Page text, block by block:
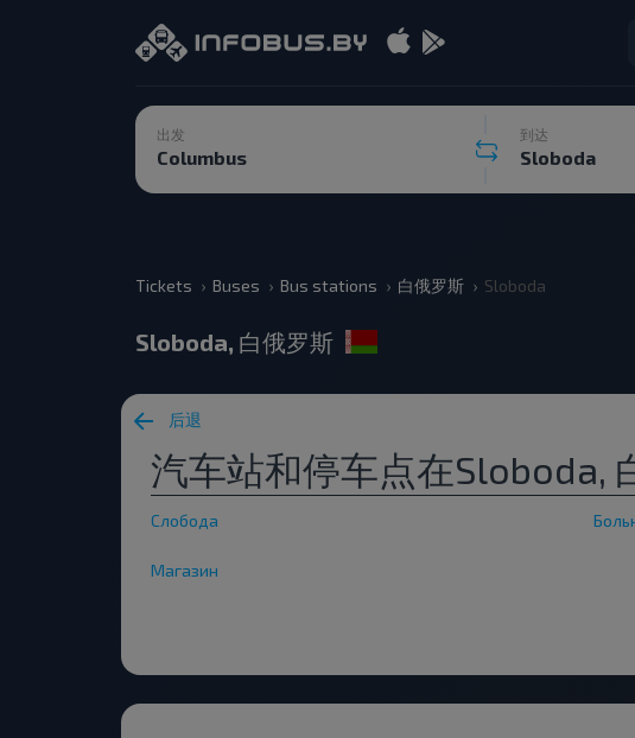
出发 到达
Tickets Buses Bus stations 白俄罗斯 Sloboda
Sloboda, 白俄罗斯
后退
汽车站和停车点在Sloboda,
Слобода
Магазин